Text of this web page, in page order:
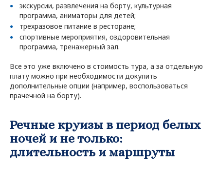
экскурсии, развлечения на борту, культурная
программа, аниматоры для детей;
трехразовое питание в ресторане;
спортивные мероприятия, оздоровительная
программа, тренажерный зал.
Все это уже включено в стоимость тура, а за отдельную
плату можно при необходимости докупить
дополнительные опции (например, воспользоваться
прачечной на борту).
Речные круизы в период белых
ночей и не только:
длительность и маршруты